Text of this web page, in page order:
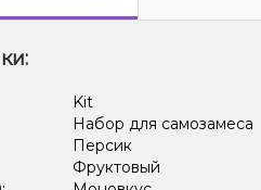
Kit
Набор для самозамеса
Персик
Фруктовый